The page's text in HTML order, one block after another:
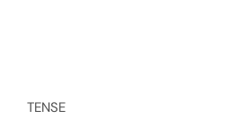
TENSE